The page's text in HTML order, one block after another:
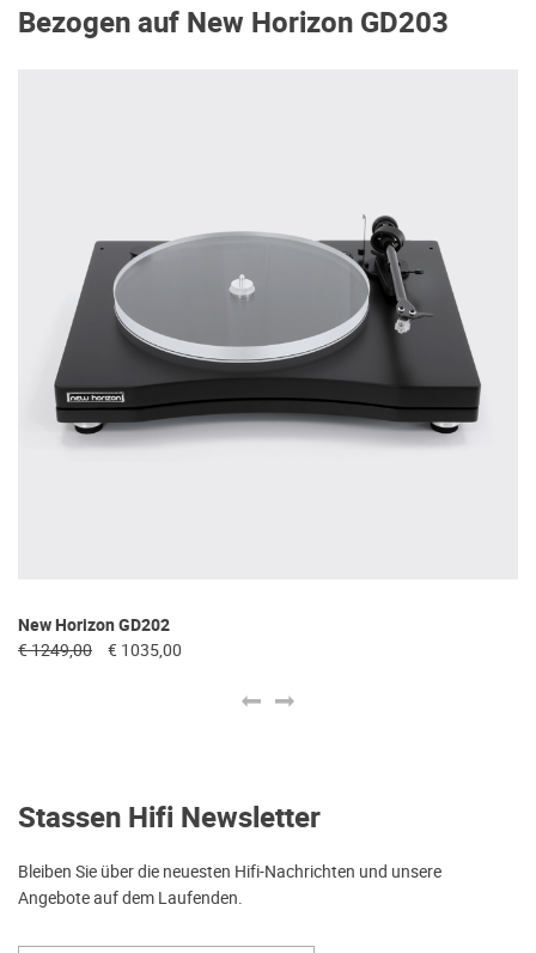
Bezogen auf New Horizon GD203
New Horizon GD202
€ 1249,00 € 1035,00
Stassen Hifi Newsletter
Bleiben Sie über die neuesten Hifi-Nachrichten und unsere
Angebote auf dem Laufenden.